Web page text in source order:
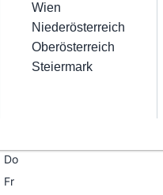
Friseur
Nägel
Haarentfernung
Make-Up
Elektriker
Installateure
Maler & Lackierer
Branchen A-Z
Wien
Niederösterreich
Oberösterreich
Steiermark
Öffnungszeiten
Do
Fr